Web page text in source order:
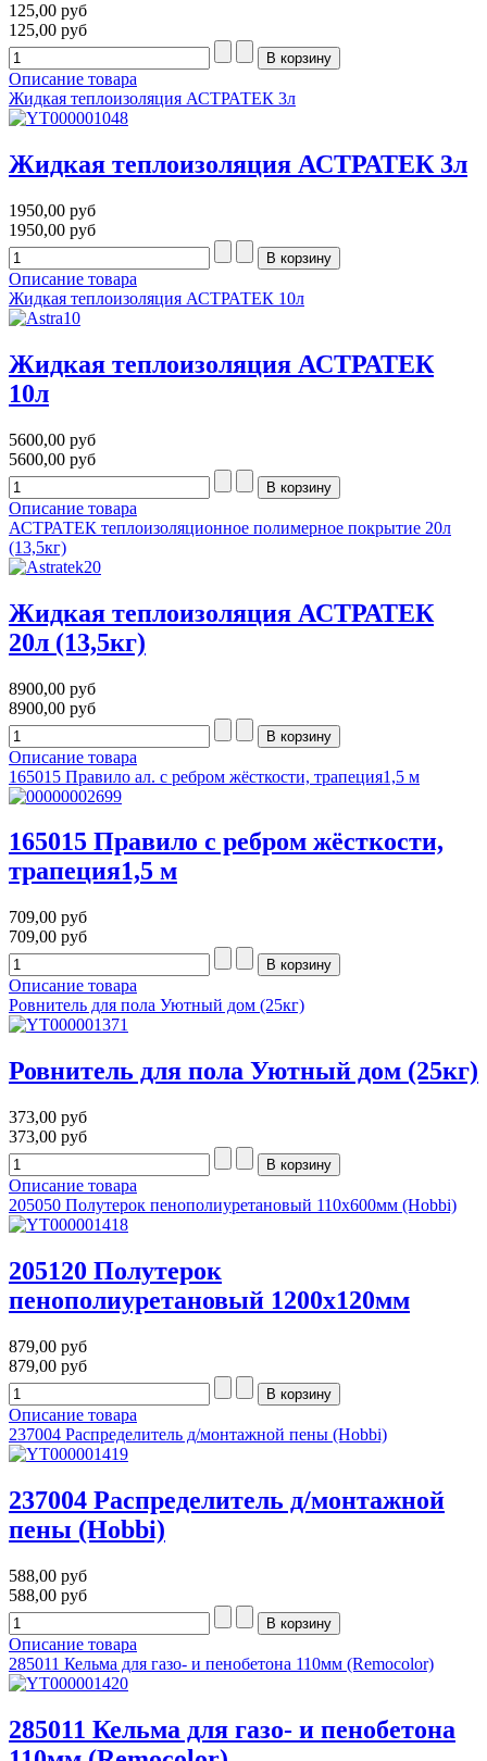
125,00 руб
125,00 руб
Описание товара
Жидкая теплоизоляция АСТРАТЕК 3л
Жидкая теплоизоляция АСТРАТЕК 3л
1950,00 руб
1950,00 руб
Описание товара
Жидкая теплоизоляция АСТРАТЕК 10л
Жидкая теплоизоляция АСТРАТЕК
10л
5600,00 руб
5600,00 руб
Описание товара
АСТРАТЕК теплоизоляционное полимерное покрытие 20л
(13,5кг)
Жидкая теплоизоляция АСТРАТЕК
20л (13,5кг)
8900,00 руб
8900,00 руб
Описание товара
165015 Правило ал. с ребром жёсткости, трапеция1,5 м
165015 Правило с ребром жёсткости,
трапеция1,5 м
709,00 руб
709,00 руб
Описание товара
Ровнитель для пола Уютный дом (25кг)
Ровнитель для пола Уютный дом (25кг)
373,00 руб
373,00 руб
Описание товара
205050 Полутерок пенополиуретановый 110х600мм (Hobbi)
205120 Полутерок
пенополиуретановый 1200х120мм
879,00 руб
879,00 руб
Описание товара
237004 Распределитель д/монтажной пены (Hobbi)
237004 Распределитель д/монтажной
пены (Hobbi)
588,00 руб
588,00 руб
Описание товара
285011 Кельма для газо- и пенобетона 110мм (Remocolor)
285011 Кельма для газо- и пенобетона